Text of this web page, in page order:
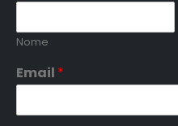
Nome
Email *